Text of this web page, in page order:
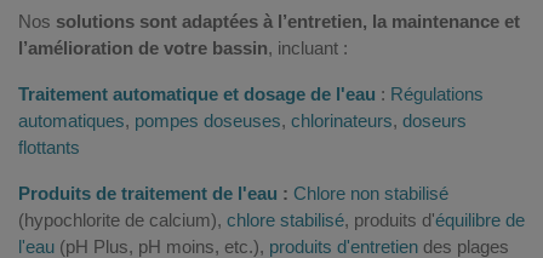
Nos solutions sont adaptées à l’entretien, la maintenance et
l’amélioration de votre bassin, incluant :
Traitement automatique et dosage de l'eau : Régulations
automatiques, pompes doseuses, chlorinateurs, doseurs
flottants
Produits de traitement de l'eau : Chlore non stabilisé
(hypochlorite de calcium), chlore stabilisé, produits d'équilibre de
l'eau (pH Plus, pH moins, etc.), produits d'entretien des plages